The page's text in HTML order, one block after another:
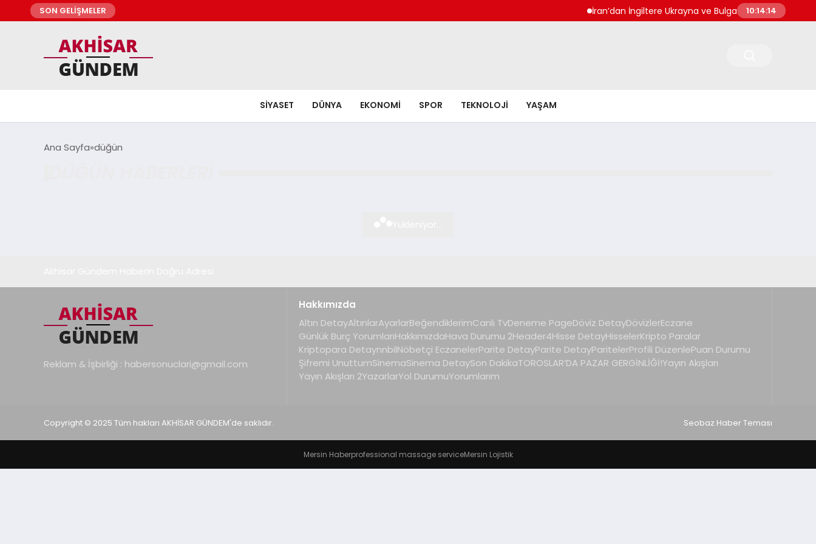
SON GELİŞMELER İran’dan İngiltere Ukrayna ve Bulgaristan Açıklaması
10:14:14
SIYASET DÜNYA EKONOMI SPOR TEKNOLOJI YAŞAM
Ana Sayfa düğün
Reklam & İşbirliği : habersonuclari@gmail.com
Hakkımızda
Altın DetayAltınlarAyarlarBeğendiklerimCanlı TvDeneme PageDöviz DetayDövizlerEczane
Günlük Burç YorumlarıHakkımızdaHava Durumu 2Header4Hisse DetayHisselerKripto Paralar
Kriptopara DetaynnbilNöbetçi EczanelerParite DetayParite DetayParitelerProfili DüzenlePuan Durumu
Şifremi UnuttumSinemaSinema DetaySon DakikaTOROSLAR’DA PAZAR GERGİNLİĞİ!Yayın Akışları
Yayın Akışları 2YazarlarYol DurumuYorumlarım
Copyright © 2025 Tüm hakları AKHİSAR GÜNDEM'de saklıdır. Seobaz Haber Teması
Mersin Haberprofessional massage serviceMersin Lojistik